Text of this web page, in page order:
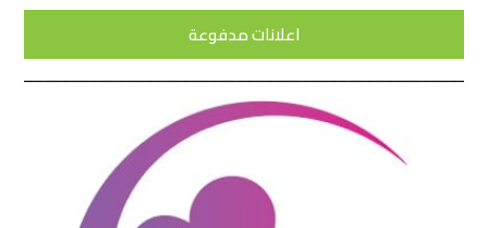
اعلانات مدفوعة